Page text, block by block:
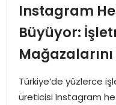
EĞITIM
SPOR
Instagram
Büyüyor:
Türkiye’de yüzlerce
üreticisi Instagram